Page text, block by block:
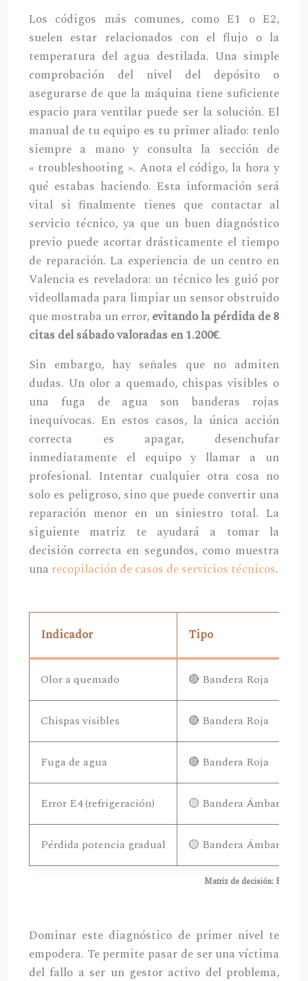
Los códigos más comunes, como E1 o E2,
suelen estar relacionados con el flujo o la
temperatura del agua destilada. Una simple
comprobación del nivel del depósito o
asegurarse de que la máquina tiene suficiente
espacio para ventilar puede ser la solución. El
manual de tu equipo es tu primer aliado: tenlo
siempre a mano y consulta la sección de
« troubleshooting ». Anota el código, la hora y
qué estabas haciendo. Esta información será
vital si finalmente tienes que contactar al
servicio técnico, ya que un buen diagnóstico
previo puede acortar drásticamente el tiempo
de reparación. La experiencia de un centro en
Valencia es reveladora: un técnico les guió por
videollamada para limpiar un sensor obstruido
que mostraba un error,evitando la pérdida de 8
citas del sábado valoradas en 1.200€.
Sin embargo, hay señales que no admiten
dudas. Un olor a quemado, chispas visibles o
una fuga de agua son banderas rojas
inequívocas. En estos casos, la única acción
correcta es apagar, desenchufar
inmediatamente el equipo y llamar a un
profesional. Intentar cualquier otra cosa no
solo es peligroso, sino que puede convertir una
reparación menor en un siniestro total. La
siguiente matriz te ayudará a tomar la
decisión correcta en segundos, como muestra
unarecopilación de casos de servicios técnicos.
Matriz de decisión:
Indicador Tipo
Olor a quemado 🔴 Bandera Roja
Chispas visibles 🔴 Bandera Roja
Fuga de agua 🔴 Bandera Roja
Error E4 (refrigeración) 🟡 Bandera Ámbar
Pérdida potencia gradual 🟡 Bandera Ámbar
Dominar este diagnóstico de primer nivel te
empodera. Te permite pasar de ser una víctima
del fallo a ser un gestor activo del problema,